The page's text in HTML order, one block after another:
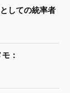
しての統率者
：